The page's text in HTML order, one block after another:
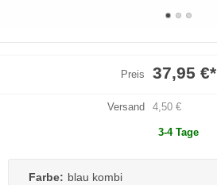
Preis 37,95 €*
Versand 4,50 €
3-4 Tage
Farbe: blau kombi